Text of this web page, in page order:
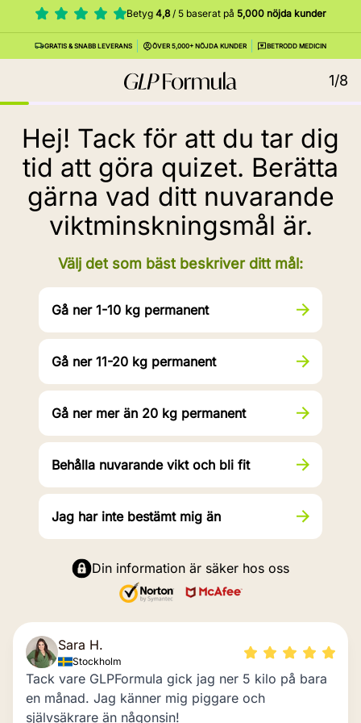
Betyg 4,8/ 5 baserat på 5,000 nöjda kunder
GRATIS & SNABB LEVERANS ÖVER 5,000+ NÖJDA KUNDER BETRODD MEDICIN
1/8
Hej! Tack för att du tar dig
tid att göra quizet. Berätta
gärna vad ditt nuvarande
viktminskningsmål är.
Välj det som bäst beskriver ditt mål:
Gå ner 1-10 kg permanent
Gå ner 11-20 kg permanent
Gå ner mer än 20 kg permanent
Behålla nuvarande vikt och bli fit
Jag har inte bestämt mig än
Din information är säker hos oss
Sara H.
Stockholm
Tack vare GLPFormula gick jag ner 5 kilo på bara
en månad. Jag känner mig piggare och
självsäkrare än någonsin!